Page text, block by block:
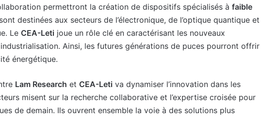
permettront la création de dispositifs spécialisés à faible
destinées aux secteurs de l’électronique, de l’optique quantique et
Le CEA-Leti joue un rôle clé en caractérisant les nouveaux
Ainsi, les futures générations de puces pourront offrir
énergétique.
Lam Research et CEA-Leti va dynamiser l’innovation dans les
misent sur la recherche collaborative et l’expertise croisée pour
de demain. Ils ouvrent ensemble la voie à des solutions plus